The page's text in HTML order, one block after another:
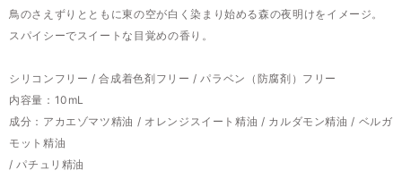
鳥のさえずりとともに東の空が白く染まり始める森の夜明けをイメージ。
スパイシーでスイートな目覚めの香り。
シリコンフリー / 合成着色剤フリー / パラベン（防腐剤）フリー
内容量：10mL
成分：アカエゾマツ精油 / オレンジスイート精油 / カルダモン精油 / ベルガ
モット精油
/ パチュリ精油